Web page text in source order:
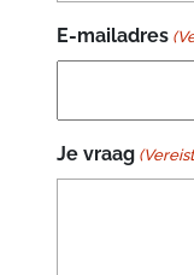
E-mailadres
Je vraag